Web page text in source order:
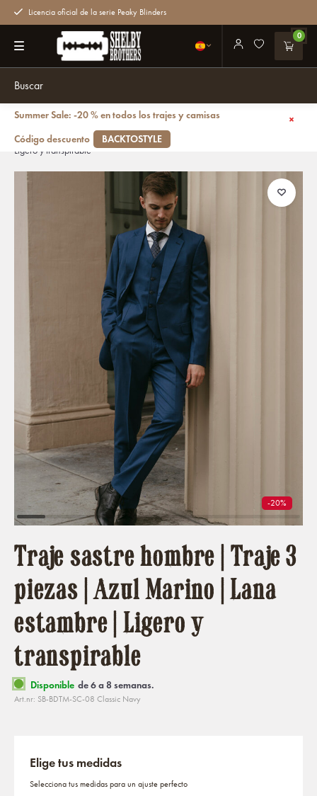
Licencia oficial de la serie Peaky Blinders
0
Summer Sale: -20 % en todos los trajes y camisas
Código descuento
BACKTOSTYLE
Traje sastre hombre | Traje 3 piezas | Azul Marino | Lana estambre |
Ligero y transpirable
-20%
Traje sastre hombre | Traje 3
piezas | Azul Marino | Lana
estambre | Ligero y
transpirable
Disponible de 6 a 8 semanas.
Art.nr: SB-BDTM-SC-08 Classic Navy
Elige tus medidas
Selecciona tus medidas para un ajuste perfecto